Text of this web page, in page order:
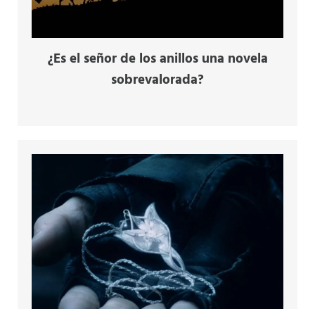
¿Es el señor de los anillos una novela
sobrevalorada?